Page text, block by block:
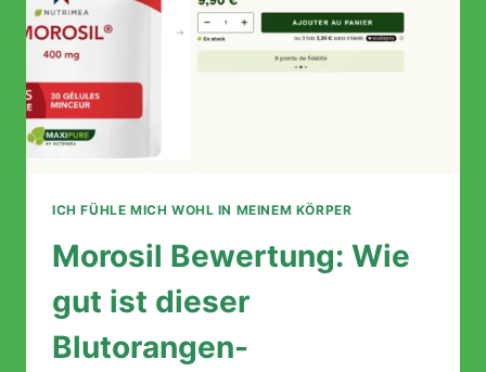
ICH FÜHLE MICH WOHL IN MEINEM KÖRPER
Morosil Bewertung: Wie
gut ist dieser
Blutorangen-